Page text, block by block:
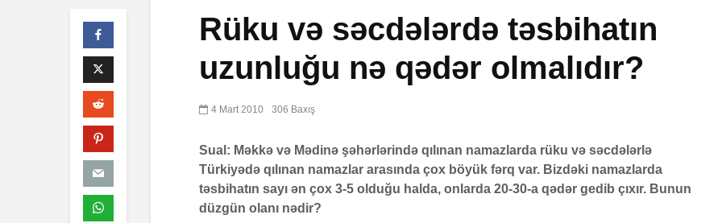
Rüku və səcdələrdə təsbihatın
uzunluğu nə qədər olmalıdır?
4 Mart 2010 306 Baxış
Sual: Məkkə və Mədinə şəhərlərində qılınan namazlarda rüku və səcdələrlə
Türkiyədə qılınan namazlar arasında çox böyük fərq var. Bizdəki namazlarda
təsbihatın sayı ən çox 3-5 olduğu halda, onlarda 20-30-a qədər gedib çıxır. Bunun
düzgün olanı nədir?
Səba surəsi
40 Baxış
7 İyul 2026 52 Baxış
AŞURA BARƏDƏ
Peyğəmbərimiz
50 Baxış
Səcdə surəsi